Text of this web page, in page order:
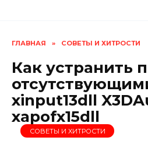
ГЛАВНАЯ » СОВЕТЫ И ХИТРОСТИ
Как устранить
xinput13dll
xapofx15dll
СОВЕТЫ И ХИТРОСТИ